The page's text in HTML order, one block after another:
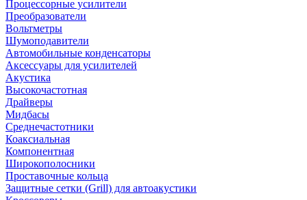
Процессорные усилители
Преобразователи
Вольтметры
Шумоподавители
Автомобильные конденсаторы
Аксессуары для усилителей
Акустика
Высокочастотная
Драйверы
Мидбасы
Среднечастотники
Коаксиальная
Компонентная
Широкополосники
Проставочные кольца
Защитные сетки (Grill) для автоакустики